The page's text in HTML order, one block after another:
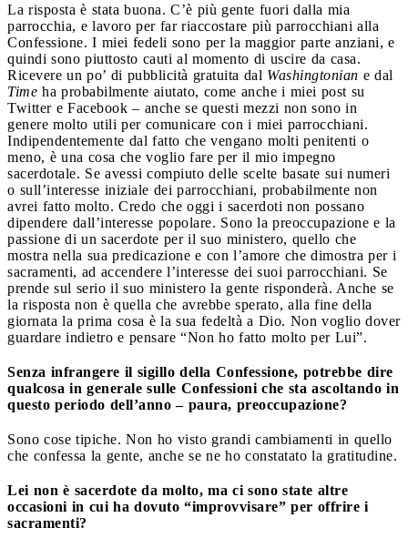
La risposta è stata buona. C’è più gente fuori dalla mia
parrocchia, e lavoro per far riaccostare più parrocchiani alla
Confessione. I miei fedeli sono per la maggior parte anziani, e
quindi sono piuttosto cauti al momento di uscire da casa.
Ricevere un po’ di pubblicità gratuita dal Washingtonian e dal
Time ha probabilmente aiutato, come anche i miei post su
Twitter e Facebook – anche se questi mezzi non sono in
genere molto utili per comunicare con i miei parrocchiani.
Indipendentemente dal fatto che vengano molti penitenti o
meno, è una cosa che voglio fare per il mio impegno
sacerdotale. Se avessi compiuto delle scelte basate sui numeri
o sull’interesse iniziale dei parrocchiani, probabilmente non
avrei fatto molto. Credo che oggi i sacerdoti non possano
dipendere dall’interesse popolare. Sono la preoccupazione e la
passione di un sacerdote per il suo ministero, quello che
mostra nella sua predicazione e con l’amore che dimostra per i
sacramenti, ad accendere l’interesse dei suoi parrocchiani. Se
prende sul serio il suo ministero la gente risponderà. Anche se
la risposta non è quella che avrebbe sperato, alla fine della
giornata la prima cosa è la sua fedeltà a Dio. Non voglio dover
guardare indietro e pensare “Non ho fatto molto per Lui”.
Senza infrangere il sigillo della Confessione, potrebbe dire
qualcosa in generale sulle Confessioni che sta ascoltando in
questo periodo dell’anno – paura, preoccupazione?
Sono cose tipiche. Non ho visto grandi cambiamenti in quello
che confessa la gente, anche se ne ho constatato la gratitudine.
Lei non è sacerdote da molto, ma ci sono state altre
occasioni in cui ha dovuto “improvvisare” per offrire i
sacramenti?